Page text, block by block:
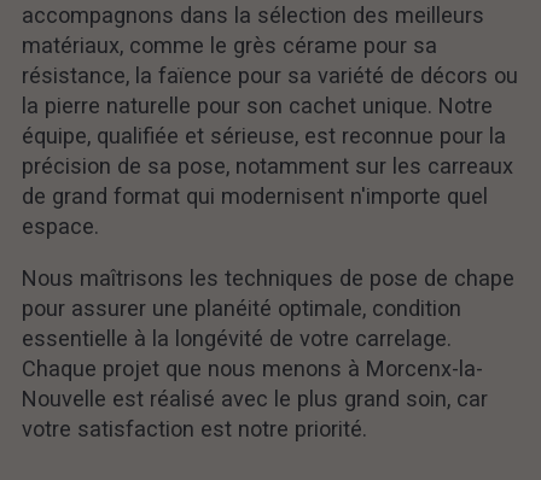
accompagnons dans la sélection des meilleurs
matériaux, comme le grès cérame pour sa
résistance, la faïence pour sa variété de décors ou
la pierre naturelle pour son cachet unique. Notre
équipe, qualifiée et sérieuse, est reconnue pour la
précision de sa pose, notamment sur les carreaux
de grand format qui modernisent n'importe quel
espace.
Nous maîtrisons les techniques de pose de chape
pour assurer une planéité optimale, condition
essentielle à la longévité de votre carrelage.
Chaque projet que nous menons à Morcenx-la-
Nouvelle est réalisé avec le plus grand soin, car
votre satisfaction est notre priorité.